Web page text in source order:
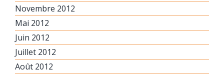
Novembre 2012
Mai 2012
Juin 2012
Juillet 2012
Août 2012